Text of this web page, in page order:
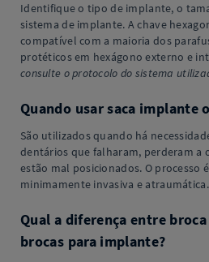
Identifique o tipo de implante, o
sistema de implante. A chave
compatível com a maioria dos
protéticos em hexágono externo e
consulte o protocolo do sistema
Quando usar saca implante
São utilizados quando há
dentários que falharam, perderam a
estão mal posicionados. O processo
minimamente invasiva e atraumática.
Qual a diferença entre
brocas para implante?